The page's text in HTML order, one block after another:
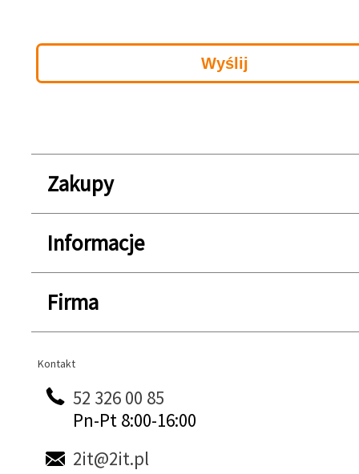
Zakupy
Informacje
Firma
Kontakt
Kontakt
52 326 00 85
Pn-Pt 8:00-16:00
2it@2it.pl